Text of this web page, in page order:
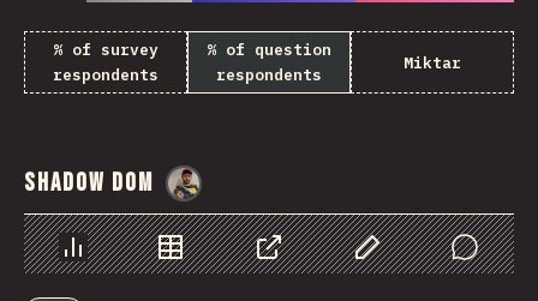
% of survey
respondents
% of question
respondents
Miktar
Shadow DOM
Chart Data Share Customize Data
Comments